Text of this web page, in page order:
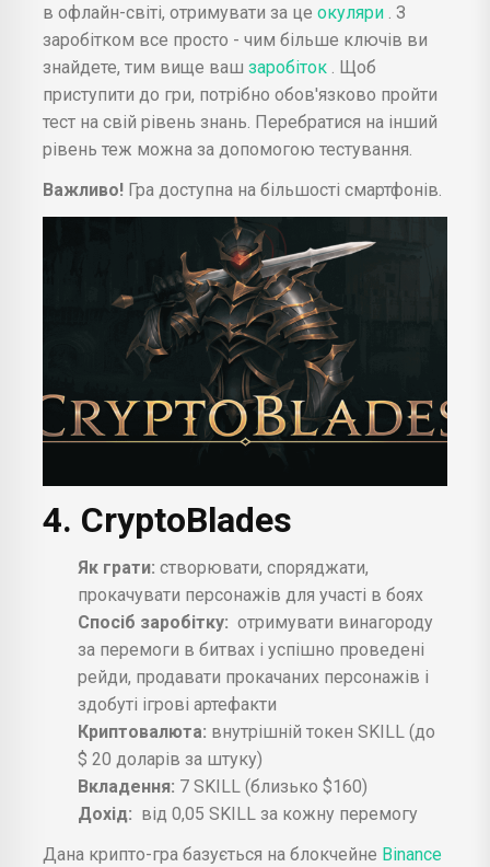
в офлайн-світі, отримувати за це окуляри . З
заробітком все просто - чим більше ключів ви
знайдете, тим вище ваш заробіток
. Щоб
приступити до гри, потрібно обов'язково пройти
тест на свій рівень знань. Перебратися на інший
рівень теж можна за допомогою тестування.
Важливо! Гра доступна на більшості смартфонів.
4. CryptoBlades
Як грати: створювати, споряджати,
прокачувати персонажів для участі в боях
Спосіб заробітку: отримувати винагороду
за перемоги в битвах і успішно проведені
рейди, продавати прокачаних персонажів і
здобуті ігрові артефакти
Криптовалюта: внутрішній токен SKILL (до
$ 20 доларів за штуку)
Вкладення: 7 SKILL (близько $160)
Дохід: від 0,05 SKILL за кожну перемогу
Дана крипто-гра базується на блокчейне Binance